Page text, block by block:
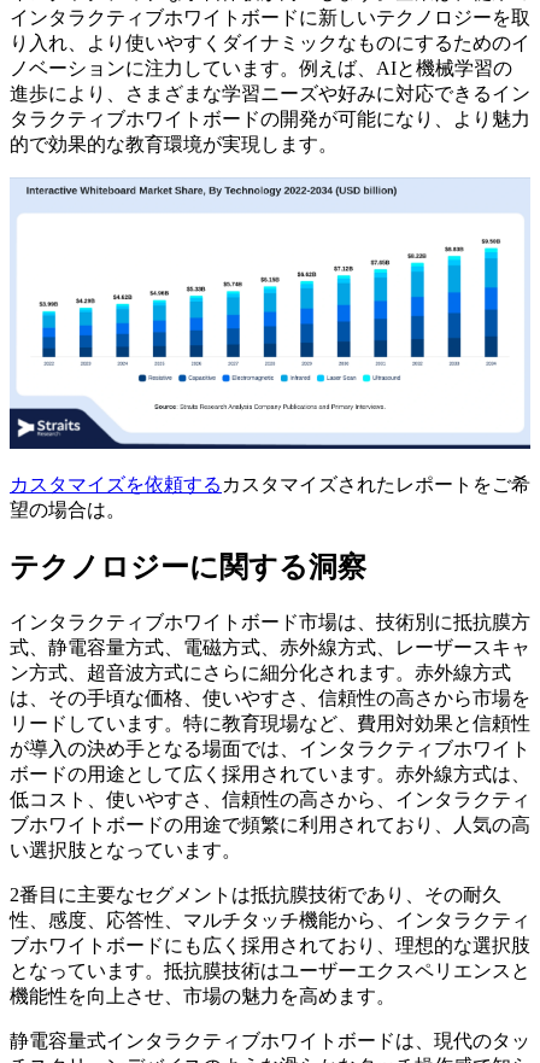
インタラクティブホワイトボードに新しいテクノロジーを取
り入れ、より使いやすくダイナミックなものにするためのイ
ノベーションに注力しています。例えば、AIと機械学習の
進歩により、さまざまな学習ニーズや好みに対応できるイン
タラクティブホワイトボードの開発が可能になり、より魅力
的で効果的な教育環境が実現します。
カスタマイズを依頼する カスタマイズされたレポートをご希
望の場合は。
テクノロジーに関する洞察
インタラクティブホワイトボード市場は、技術別に抵抗膜方
式、静電容量方式、電磁方式、赤外線方式、レーザースキャ
ン方式、超音波方式にさらに細分化されます。赤外線方式
は、その手頃な価格、使いやすさ、信頼性の高さから市場を
リードしています。特に教育現場など、費用対効果と信頼性
が導入の決め手となる場面では、インタラクティブホワイト
ボードの用途として広く採用されています。赤外線方式は、
低コスト、使いやすさ、信頼性の高さから、インタラクティ
ブホワイトボードの用途で頻繁に利用されており、人気の高
い選択肢となっています。
2番目に主要なセグメントは抵抗膜技術であり、その耐久
性、感度、応答性、マルチタッチ機能から、インタラクティ
ブホワイトボードにも広く採用されており、理想的な選択肢
となっています。抵抗膜技術はユーザーエクスペリエンスと
機能性を向上させ、市場の魅力を高めます。
静電容量式インタラクティブホワイトボードは、現代のタッ